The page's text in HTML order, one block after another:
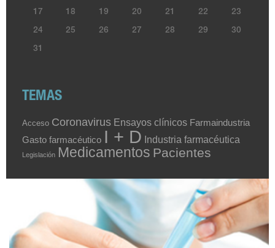
17 18 19 20 21 22 23
24 25 26 27 28 29 30
31
TEMAS
Acceso Coronavirus Ensayos clínicos Farmaindustria
Gasto farmacéutico I + D Industria farmacéutica
Legislación Medicamentos Pacientes